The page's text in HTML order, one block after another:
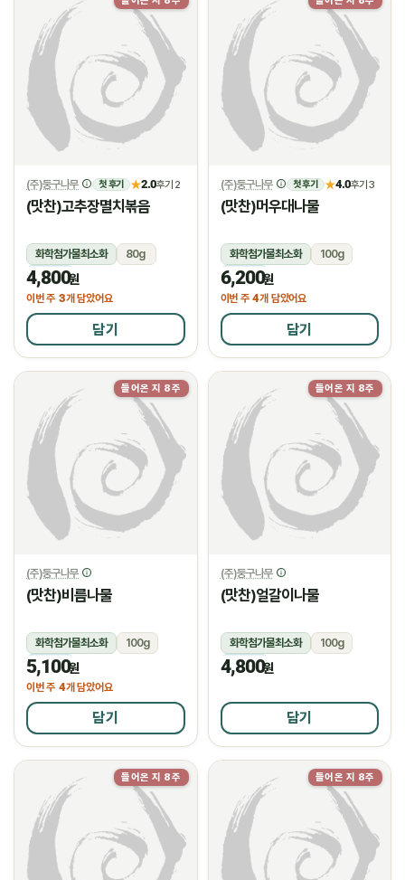
(주)둥구나무 첫 후기 ★2.0후기 2
(맛찬)고추장멸치볶음
화학첨가물최소화
80g
냉장
4,800원
이번 주 3개 담았어요
담기
(주)둥구나무 첫 후기 ★4.0후기 3
(맛찬)머우대나물
화학첨가물최소화
100g
냉장
6,200원
이번 주 4개 담았어요
담기
들어온 지 8주
(주)둥구나무
(맛찬)비름나물
화학첨가물최소화
100g
냉장
5,100원
이번 주 4개 담았어요
담기
들어온 지 8주
(주)둥구나무
(맛찬)얼갈이나물
화학첨가물최소화
100g
냉장
4,800원
담기
들어온 지 8주 들어온 지 8주